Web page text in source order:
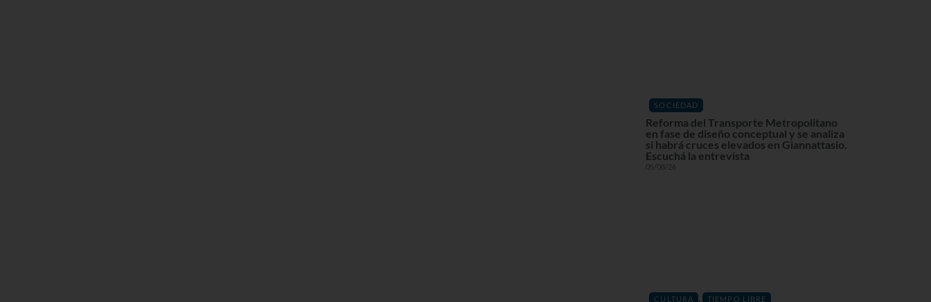
SOCIEDAD
Reforma del Transporte Metropolitano
en fase de diseño conceptual y se analiza
si habrá cruces elevados en Giannattasio.
Escuchá la entrevista
05/08/26
CULTURA , TIEMPO LIBRE